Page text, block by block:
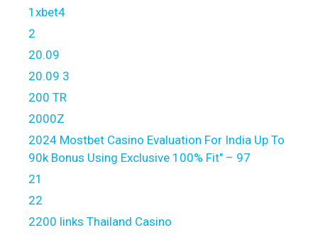
1xbet4
2
20.09
20.09 3
200 TR
2000Z
2024 Mostbet Casino Evaluation For India Up To
90k Bonus Using Exclusive 100% Fit" – 97
21
22
2200 links Thailand Casino